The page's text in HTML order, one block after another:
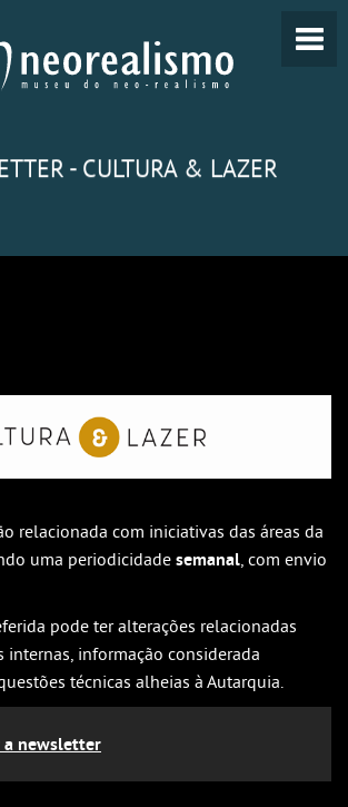
- CULTURA & LAZER
relacionada com iniciativas das áreas da
uma periodicidade semanal, com envio
pode ter alterações relacionadas
internas, informação considerada
técnicas alheias à Autarquia.
a newsletter